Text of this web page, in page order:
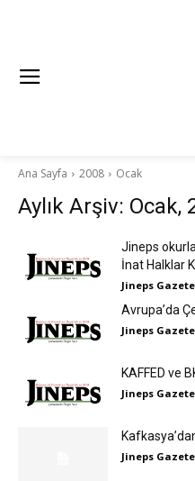
Ana Sayfa 2008 Ocak
Aylık Arşiv: Ocak,
Jineps
İnat Halklar
Jineps
Avrupa’da
Jineps
KAFFED ve
Jineps
Jineps